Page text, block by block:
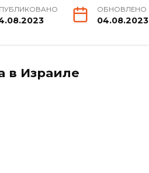
ОБНОВЛЕНО
04.08.2023
в Израиле